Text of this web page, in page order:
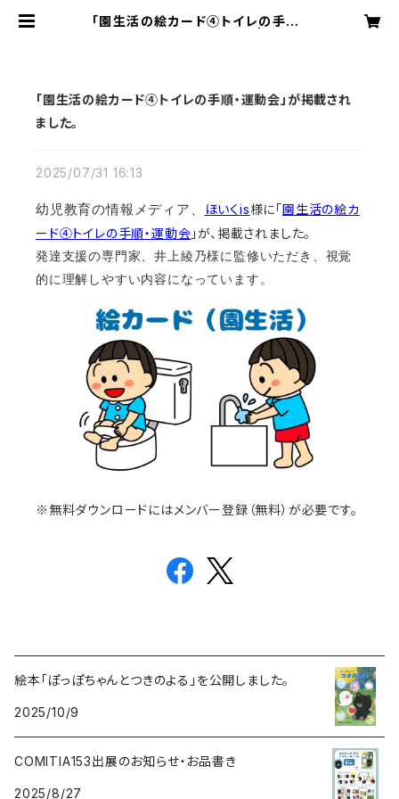
「園生活の絵カード④トイレの手順・
「園生活の絵カード④トイレの手順・運動会」が掲載され
ました。
2025/07/31 16:13
幼児教育の情報メディア、 ほいくis様に「園生活の絵カ
ード④トイレの手順・運動会 」が、掲載されました。
発達支援の専門家、井上綾乃様に監修いただき、 視覚
的に理解しやすい内容になっています。
※無料ダウンロードにはメンバー登録（無料）が必要です。
絵本「ぽっぽちゃんとつきのよる」を公開しました。
2025/10/9
COMITIA153出展のお知らせ・お品書き
2025/8/27